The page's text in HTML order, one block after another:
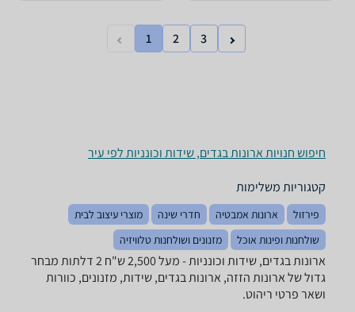
1 2 3
חיפוש חנויות ארונות בגדים, שידות וכונניות לפי עיר
קטגוריות משלימות
פירזול ארונות אמבטיה חדרי שינה
מוצרי עיצוב לבית
שולחנות ופינות אוכל
מזנונים ושולחנות טלוויזיה
ארונות בגדים, שידות וכונניות - ‏מעל 2,500 ‏ש"ח ‏2 דלתות מבחר
גדול של ארונות הזזה, ארונות בגדים, שידות, מזנונים, כוורות
ושאר פרטי ריהוט.